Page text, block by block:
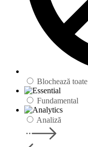
Blochează toate
Fundamental
Analiză